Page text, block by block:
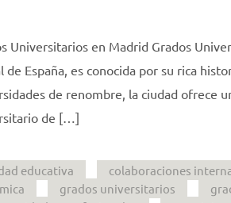
Universitarios en Madrid Grados
de España, es conocida por su rica
de renombre, la ciudad ofrece
de […]
educativa colaboraciones
grados universitarios